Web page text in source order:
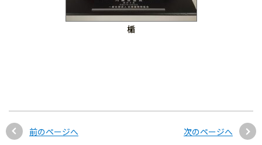
楯
前のページへ 次のページへ